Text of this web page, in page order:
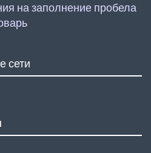
на заполнение пробела
сети